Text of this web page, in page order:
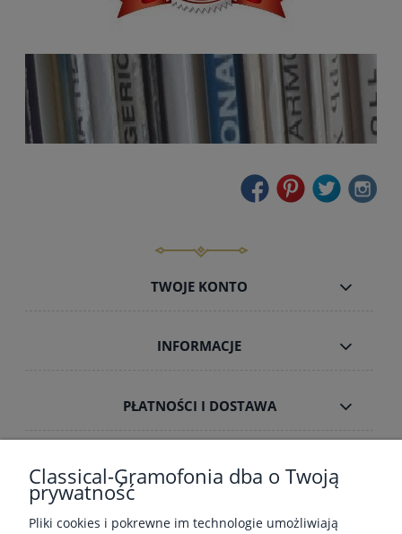
TWOJE KONTO
INFORMACJE
PŁATNOŚCI I DOSTAWA
O NAS
GRAMOFONIA W INTERNECIE
Classical-Gramofonia dba o Twoją
prywatność
Pliki cookies i pokrewne im technologie umożliwiają